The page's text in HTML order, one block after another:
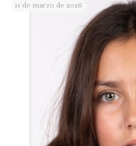
11 de marzo de 2026